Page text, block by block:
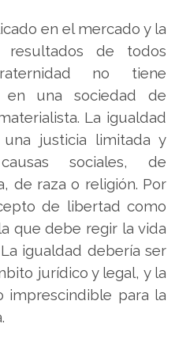
en el mercado y la
resultados de todos
no tiene
en una sociedad de
La igualdad
justicia limitada y
sociales, de
de raza o religión. Por
de libertad como
que debe regir la vida
igualdad debería ser
jurídico y legal, y la
imprescindible para la